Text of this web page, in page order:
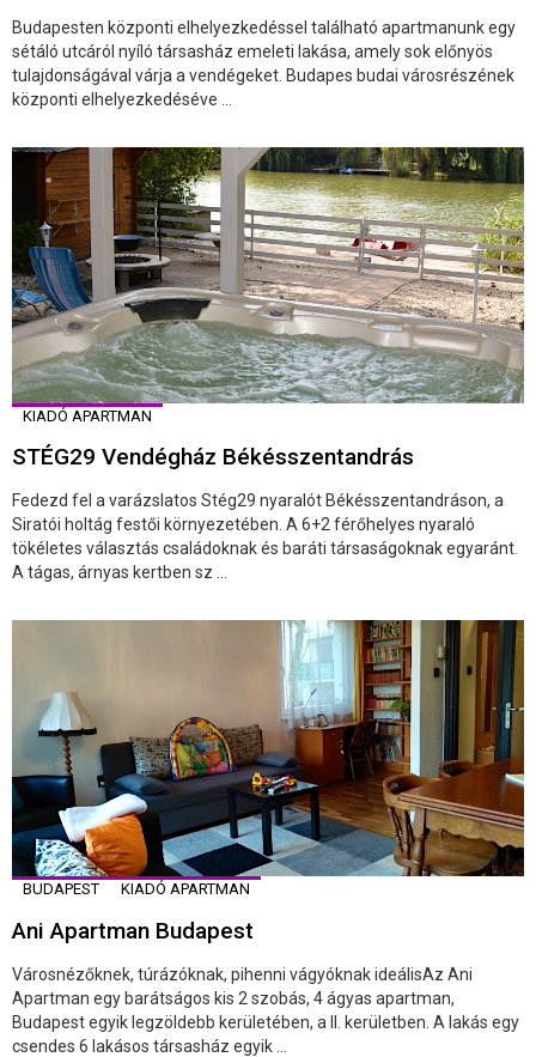
Budapesten központi elhelyezkedéssel található apartmanunk egy
sétáló utcáról nyíló társasház emeleti lakása, amely sok előnyös
tulajdonságával várja a vendégeket. Budapes budai városrészének
központi elhelyezkedéséve ...
KIADÓ APARTMAN
STÉG29 Vendégház Békésszentandrás
Fedezd fel a varázslatos Stég29 nyaralót Békésszentandráson, a
Siratói holtág festői környezetében. A 6+2 férőhelyes nyaraló
tökéletes választás családoknak és baráti társaságoknak egyaránt.
A tágas, árnyas kertben sz ...
BUDAPEST KIADÓ APARTMAN
Ani Apartman Budapest
Városnézőknek, túrázóknak, pihenni vágyóknak ideálisAz Ani
Apartman egy barátságos kis 2 szobás, 4 ágyas apartman,
Budapest egyik legzöldebb kerületében, a II. kerületben. A lakás egy
csendes 6 lakásos társasház egyik ...